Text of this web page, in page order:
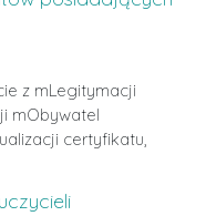
z mLegitymacji
mObywatel
certyfikatu,